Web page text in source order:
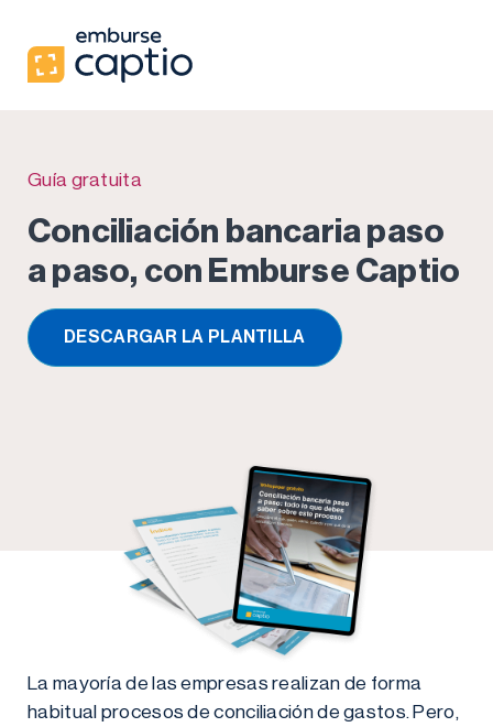
Guía gratuita
Conciliación bancaria paso
a paso, con Emburse Captio
DESCARGAR LA PLANTILLA
La mayoría de las empresas realizan de forma
habitual procesos de conciliación de gastos. Pero,